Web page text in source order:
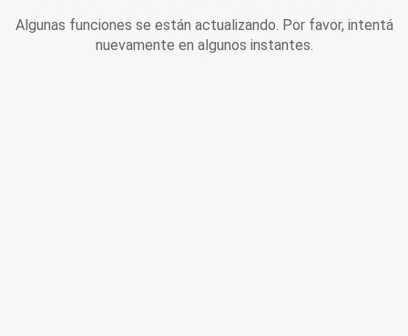
Algunas funciones se están actualizando. Por favor, intentá
nuevamente en algunos instantes.